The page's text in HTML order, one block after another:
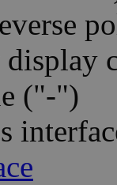
("-")